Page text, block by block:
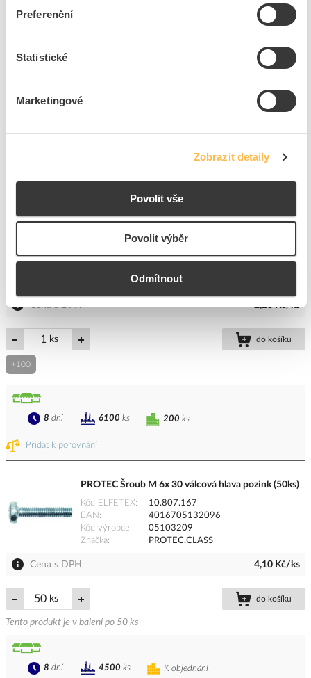
Preferenční
Statistické
Marketingové
Zobrazit detaily
Povolit vše
Povolit výběr
Odmítnout
do košíku
PROTEC Šroub M 6x 16 válcová hlava pozink (100ks)
Kód ELFETEX
10.051.534
EAN
4016705132072
PROTEC.CLASS
Cena s DPH 2,23 Kč/ks
ks do košíku
+100
Přidat k porovnání
200 ks
8 dní 6100 ks
PROTEC Šroub M 6x 30 válcová hlava pozink (50ks)
Kód ELFETEX
10.807.167
EAN
4016705132096
Kód výrobce
05103209
Značka
PROTEC.CLASS
Cena s DPH 4,10 Kč/ks
ks do košíku
Tento produkt je v balení po 50 ks
K objednání
8 dní 4500 ks